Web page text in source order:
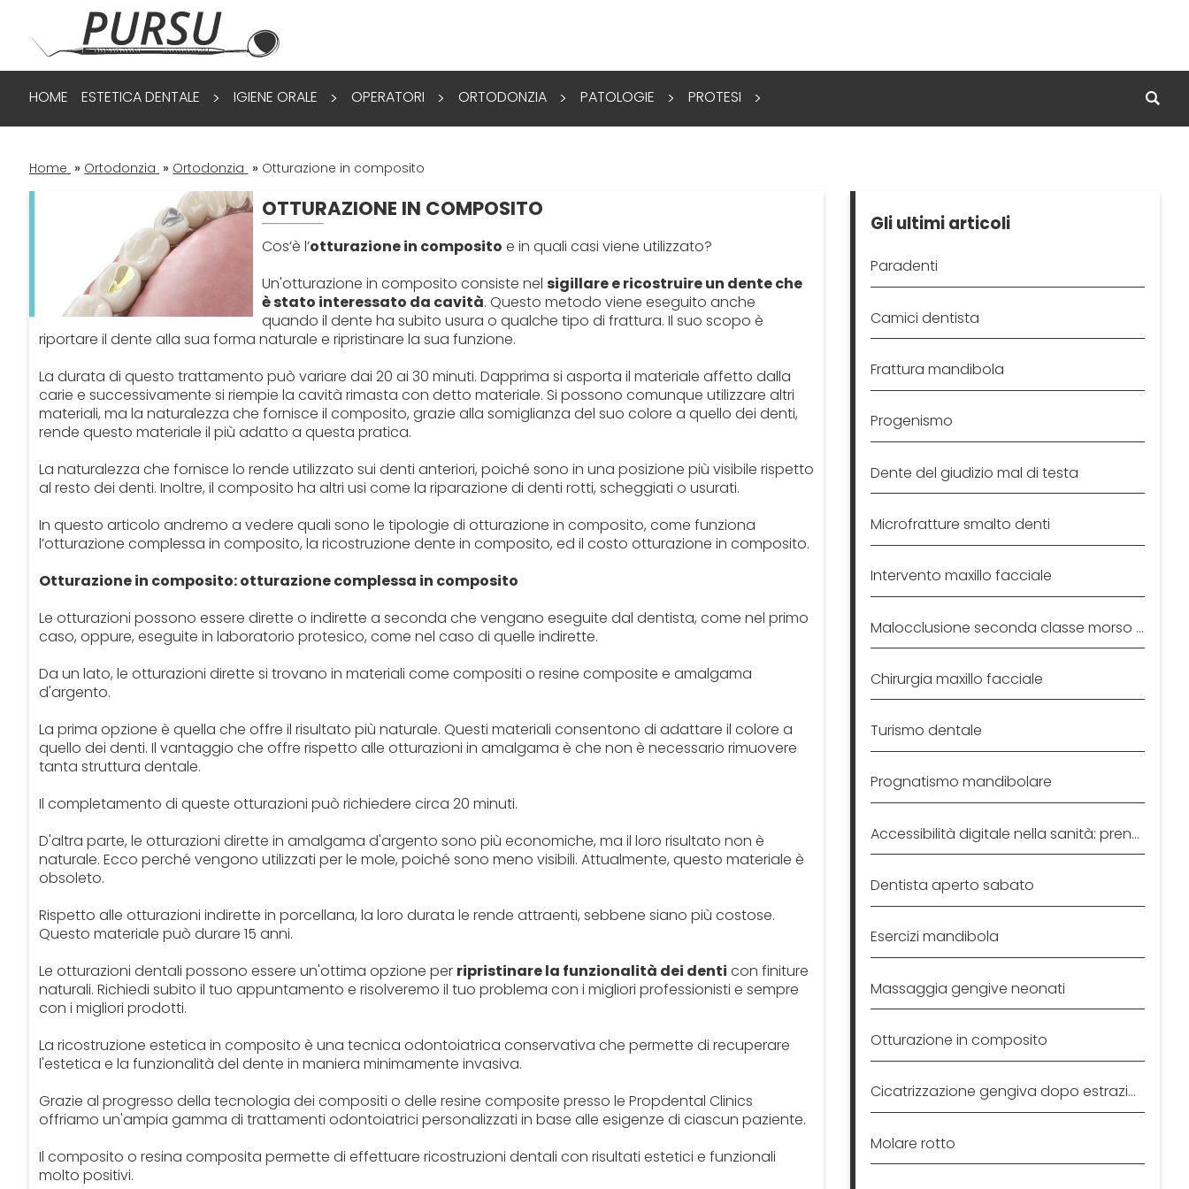
HOME ESTETICA DENTALE > IGIENE ORALE > OPERATORI > ORTODONZIA > PATOLOGIE > PROTESI >
Home » Ortodonzia » Ortodonzia » Otturazione in composito
OTTURAZIONE IN COMPOSITO
Cos’è l’otturazione in composito e in quali casi viene utilizzato?
Un'otturazione in composito consiste nel sigillare e ricostruire un dente che
è stato interessato da cavità. Questo metodo viene eseguito anche
quando il dente ha subito usura o qualche tipo di frattura. Il suo scopo è
riportare il dente alla sua forma naturale e ripristinare la sua funzione.
La durata di questo trattamento può variare dai 20 ai 30 minuti. Dapprima si asporta il materiale affetto dalla
carie e successivamente si riempie la cavità rimasta con detto materiale. Si possono comunque utilizzare altri
materiali, ma la naturalezza che fornisce il composito, grazie alla somiglianza del suo colore a quello dei denti,
rende questo materiale il più adatto a questa pratica.
La naturalezza che fornisce lo rende utilizzato sui denti anteriori, poiché sono in una posizione più visibile rispetto
al resto dei denti. Inoltre, il composito ha altri usi come la riparazione di denti rotti, scheggiati o usurati.
In questo articolo andremo a vedere quali sono le tipologie di otturazione in composito, come funziona
l’otturazione complessa in composito, la ricostruzione dente in composito, ed il costo otturazione in composito.
Otturazione in composito: otturazione complessa in composito
Le otturazioni possono essere dirette o indirette a seconda che vengano eseguite dal dentista, come nel primo
caso, oppure, eseguite in laboratorio protesico, come nel caso di quelle indirette.
Da un lato, le otturazioni dirette si trovano in materiali come compositi o resine composite e amalgama
d'argento.
La prima opzione è quella che offre il risultato più naturale. Questi materiali consentono di adattare il colore a
quello dei denti. Il vantaggio che offre rispetto alle otturazioni in amalgama è che non è necessario rimuovere
tanta struttura dentale.
Il completamento di queste otturazioni può richiedere circa 20 minuti.
D'altra parte, le otturazioni dirette in amalgama d'argento sono più economiche, ma il loro risultato non è
naturale. Ecco perché vengono utilizzati per le mole, poiché sono meno visibili. Attualmente, questo materiale è
obsoleto.
Rispetto alle otturazioni indirette in porcellana, la loro durata le rende attraenti, sebbene siano più costose.
Questo materiale può durare 15 anni.
Le otturazioni dentali possono essere un'ottima opzione per ripristinare la funzionalità dei denti con finiture
naturali. Richiedi subito il tuo appuntamento e risolveremo il tuo problema con i migliori professionisti e sempre
con i migliori prodotti.
La ricostruzione estetica in composito è una tecnica odontoiatrica conservativa che permette di recuperare
l'estetica e la funzionalità del dente in maniera minimamente invasiva.
Grazie al progresso della tecnologia dei compositi o delle resine composite presso le Propdental Clinics
offriamo un'ampia gamma di trattamenti odontoiatrici personalizzati in base alle esigenze di ciascun paziente.
Il composito o resina composita permette di effettuare ricostruzioni dentali con risultati estetici e funzionali
molto positivi.
Gli ultimi articoli
Paradenti
Camici dentista
Frattura mandibola
Progenismo
Dente del giudizio mal di testa
Microfratture smalto denti
Intervento maxillo facciale
Malocclusione seconda classe morso profondo
Chirurgia maxillo facciale
Turismo dentale
Prognatismo mandibolare
Accessibilità digitale nella sanità: prenotare una visita
Dentista aperto sabato
Esercizi mandibola
Massaggia gengive neonati
Otturazione in composito
Cicatrizzazione gengiva dopo estrazione
Molare rotto